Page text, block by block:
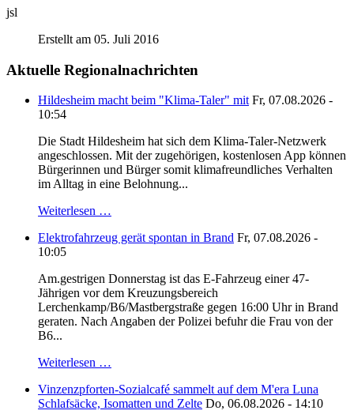
jsl
Erstellt am 05. Juli 2016
Aktuelle Regionalnachrichten
Hildesheim macht beim "Klima-Taler" mit Fr, 07.08.2026 -
10:54
Die Stadt Hildesheim hat sich dem Klima-Taler-Netzwerk
angeschlossen. Mit der zugehörigen, kostenlosen App können
Bürgerinnen und Bürger somit klimafreundliches Verhalten
im Alltag in eine Belohnung...
Weiterlesen …
Elektrofahrzeug gerät spontan in Brand Fr, 07.08.2026 -
10:05
Am.gestrigen Donnerstag ist das E-Fahrzeug einer 47-
Jährigen vor dem Kreuzungsbereich
Lerchenkamp/B6/Mastbergstraße gegen 16:00 Uhr in Brand
geraten. Nach Angaben der Polizei befuhr die Frau von der
B6...
Weiterlesen …
Vinzenzpforten-Sozialcafé sammelt auf dem M'era Luna
Schlafsäcke, Isomatten und Zelte Do, 06.08.2026 - 14:10